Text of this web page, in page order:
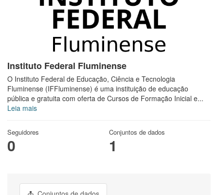
Instituto Federal Fluminense
O Instituto Federal de Educação, Ciência e Tecnologia
Fluminense (IFFluminense) é uma instituição de educação
pública e gratuita com oferta de Cursos de Formação Inicial e...
Leia mais
Seguidores
0
Conjuntos de dados
1